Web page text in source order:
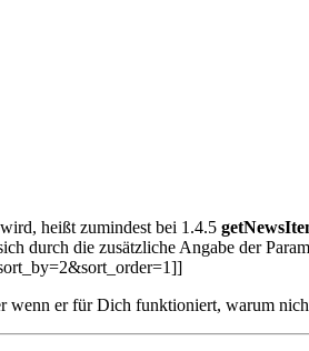
heißt zumindest bei 1.4.5
durch die zusätzliche Angabe der
wenn er für Dich funktioniert, warum